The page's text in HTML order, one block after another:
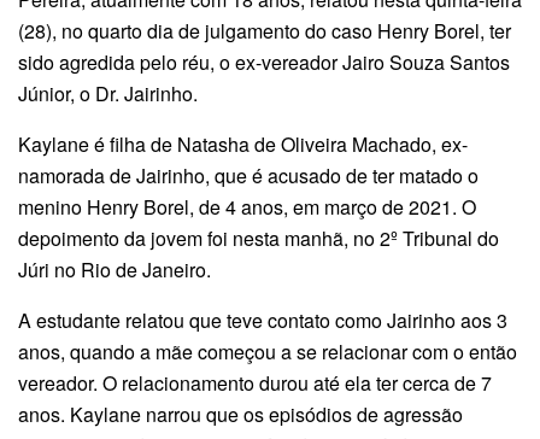
(28), no quarto dia de julgamento do caso Henry Borel, ter
sido agredida pelo réu, o ex-vereador Jairo Souza Santos
Júnior, o Dr. Jairinho.
Kaylane é filha de Natasha de Oliveira Machado, ex-
namorada de Jairinho, que é acusado de ter matado o
menino Henry Borel, de 4 anos, em março de 2021. O
depoimento da jovem foi nesta manhã, no 2º Tribunal do
Júri no Rio de Janeiro.
A estudante relatou que teve contato como Jairinho aos 3
anos, quando a mãe começou a se relacionar com o então
vereador. O relacionamento durou até ela ter cerca de 7
anos. Kaylane narrou que os episódios de agressão